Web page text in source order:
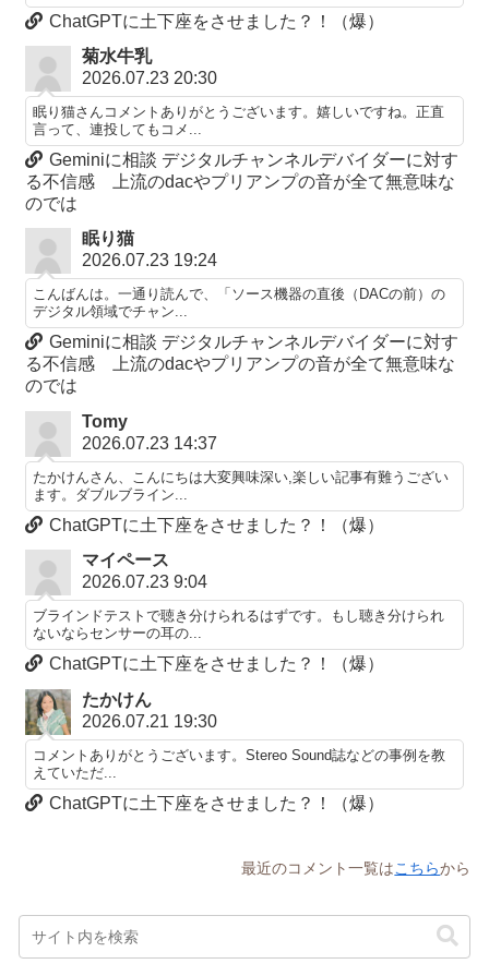
ChatGPTに土下座をさせました？！（爆）
菊水牛乳
2026.07.23 20:30
眠り猫さんコメントありがとうございます。嬉しいですね。正直
言って、連投してもコメ...
Geminiに相談 デジタルチャンネルデバイダーに対す
る不信感 上流のdacやプリアンプの音が全て無意味な
のでは
眠り猫
2026.07.23 19:24
こんばんは。一通り読んで、「ソース機器の直後（DACの前）の
デジタル領域でチャン...
Geminiに相談 デジタルチャンネルデバイダーに対す
る不信感 上流のdacやプリアンプの音が全て無意味な
のでは
Tomy
2026.07.23 14:37
たかけんさん、こんにちは大変興味深い,楽しい記事有難うござい
ます。ダブルブライン...
ChatGPTに土下座をさせました？！（爆）
マイペース
2026.07.23 9:04
ブラインドテストで聴き分けられるはずです。もし聴き分けられ
ないならセンサーの耳の...
ChatGPTに土下座をさせました？！（爆）
たかけん
2026.07.21 19:30
コメントありがとうございます。Stereo Sound誌などの事例を教
えていただ...
ChatGPTに土下座をさせました？！（爆）
最近のコメント一覧はこちらから